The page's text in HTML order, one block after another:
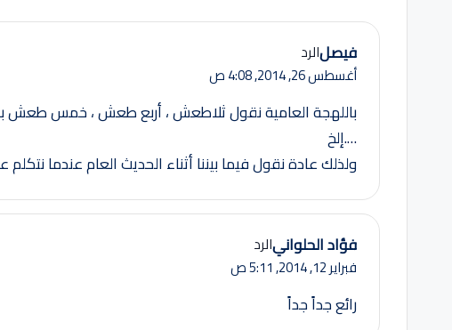
فيصلالرد
أغسطس 26, 2014,
4:08 ص
باللهجة العامية نقول ثلاطعش ، أربع طعش ، خمس طعش
….إلخ
ولذلك عادة نقول فيما بيننا أثناء الحديث العام عندما
فؤاد الحلوانيالرد
فبراير 12, 2014,
5:11 ص
رائع جداً جداً